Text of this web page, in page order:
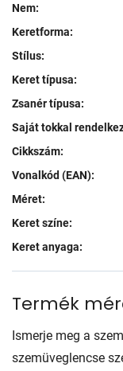
Nem:
Keretforma:
Stílus:
Keret típusa:
Zsanér típusa:
Saját tokkal
Cikkszám:
Vonalkód (EAN):
Méret:
Keret színe:
Keret anyaga:
Termék
Ismerje meg a
szemüveglencse